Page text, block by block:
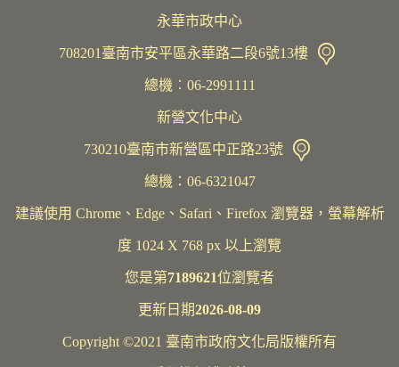
永華市政中心
708201臺南市安平區永華路二段6號13樓
總機︰06-2991111
新營文化中心
730210臺南市新營區中正路23號
總機：06-6321047
建議使用 Chrome、Edge、Safari、Firefox 瀏覽器，螢幕解析
度 1024 X 768 px 以上瀏覽
您是第7189621位瀏覽者
更新日期2026-08-09
Copyright ©2021 臺南市政府文化局版權所有